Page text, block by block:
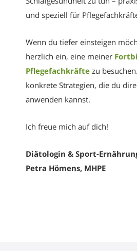
und speziell für
Wenn du tiefer einsteigen
herzlich ein, eine meiner
Pflegefachkräfte zu
konkrete Strategien, die du
anwenden kannst.
Ich freue mich auf dich!
Diätologin & Sport-
Petra Hömens, MHPE